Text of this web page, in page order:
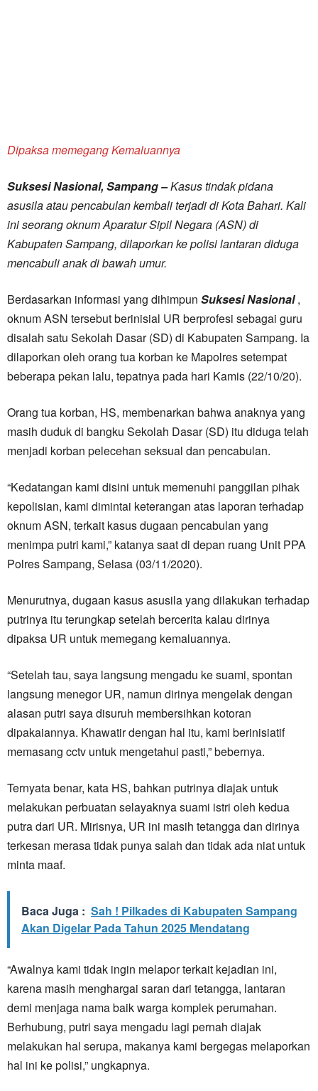
Dipaksa memegang Kemaluannya
Suksesi Nasional, Sampang –Kasus tindak pidana
asusila atau pencabulan kembali terjadi di Kota Bahari. Kali
ini seorang oknum Aparatur Sipil Negara (ASN) di
Kabupaten Sampang, dilaporkan ke polisi lantaran diduga
mencabuli anak di bawah umur.
Berdasarkan informasi yang dihimpun Suksesi Nasional,
oknum ASN tersebut berinisial UR berprofesi sebagai guru
disalah satu Sekolah Dasar (SD) di Kabupaten Sampang. Ia
dilaporkan oleh orang tua korban ke Mapolres setempat
beberapa pekan lalu, tepatnya pada hari Kamis (22/10/20).
Orang tua korban, HS, membenarkan bahwa anaknya yang
masih duduk di bangku Sekolah Dasar (SD) itu diduga telah
menjadi korban pelecehan seksual dan pencabulan.
“Kedatangan kami disini untuk memenuhi panggilan pihak
kepolisian, kami dimintai keterangan atas laporan terhadap
oknum ASN, terkait kasus dugaan pencabulan yang
menimpa putri kami,” katanya saat di depan ruang Unit PPA
Polres Sampang, Selasa (03/11/2020).
Menurutnya, dugaan kasus asusila yang dilakukan terhadap
putrinya itu terungkap setelah bercerita kalau dirinya
dipaksa UR untuk memegang kemaluannya.
“Setelah tau, saya langsung mengadu ke suami, spontan
langsung menegor UR, namun dirinya mengelak dengan
alasan putri saya disuruh membersihkan kotoran
dipakaiannya. Khawatir dengan hal itu, kami berinisiatif
memasang cctv untuk mengetahui pasti,” bebernya.
Ternyata benar, kata HS, bahkan putrinya diajak untuk
melakukan perbuatan selayaknya suami istri oleh kedua
putra dari UR. Mirisnya, UR ini masih tetangga dan dirinya
terkesan merasa tidak punya salah dan tidak ada niat untuk
minta maaf.
Baca Juga : Sah ! Pilkades di Kabupaten Sampang
Akan Digelar Pada Tahun 2025 Mendatang
“Awalnya kami tidak ingin melapor terkait kejadian ini,
karena masih menghargai saran dari tetangga, lantaran
demi menjaga nama baik warga komplek perumahan.
Berhubung, putri saya mengadu lagi pernah diajak
melakukan hal serupa, makanya kami bergegas melaporkan
hal ini ke polisi,” ungkapnya.